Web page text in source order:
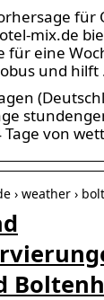
für
mix.de
für eine
und hilft
von
› weather ›